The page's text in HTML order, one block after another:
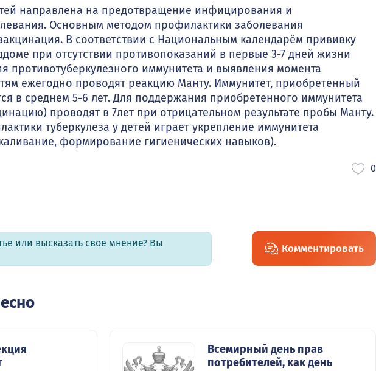
направлена на предотвращение инфицирования и
Основным методом профилактики заболевания
В соответствии с Национальным календарём прививку
при отсутствии противопоказаний в первые 3-7 дней жизни
противотуберкулезного иммунитета и выявления момента
ежегодно проводят реакцию Манту. Иммунитет, приобретенный
в среднем 5-6 лет. Для поддержания приобретенного иммунитета
проводят в 7лет при отрицательном результате пробы Манту.
туберкулеза у детей играет укрепление иммунитета
формирование гигиенических навыков).
0
или высказать свое мнение? Вы
Комментировать
Всемирный день прав
потребителей, как день